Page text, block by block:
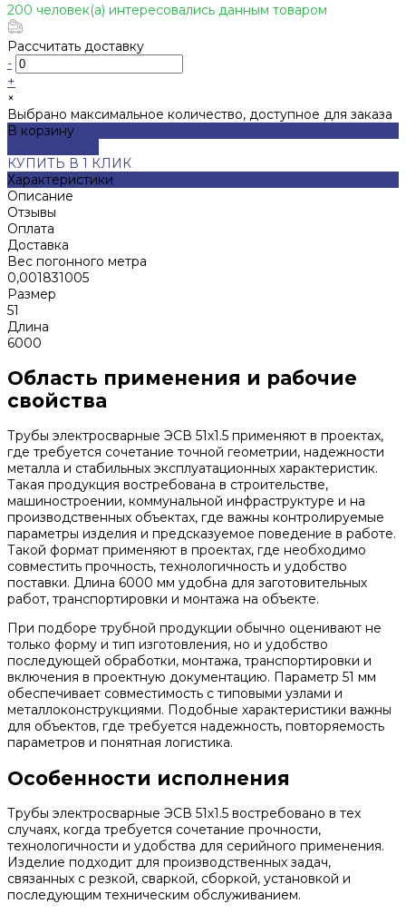
200 человек(а) интересовались данным товаром
Рассчитать доставку
-
+
×
Выбрано максимальное количество, доступное для заказа
В корзину
КУПИТЬ В 1 КЛИК
Характеристики
Описание
Отзывы
Оплата
Доставка
Вес погонного метра
0,001831005
Размер
51
Длина
6000
Область применения и рабочие
свойства
Трубы электросварные ЭСВ 51х1.5 применяют в проектах,
где требуется сочетание точной геометрии, надежности
металла и стабильных эксплуатационных характеристик.
Такая продукция востребована в строительстве,
машиностроении, коммунальной инфраструктуре и на
производственных объектах, где важны контролируемые
параметры изделия и предсказуемое поведение в работе.
Такой формат применяют в проектах, где необходимо
совместить прочность, технологичность и удобство
поставки. Длина 6000 мм удобна для заготовительных
работ, транспортировки и монтажа на объекте.
При подборе трубной продукции обычно оценивают не
только форму и тип изготовления, но и удобство
последующей обработки, монтажа, транспортировки и
включения в проектную документацию. Параметр 51 мм
обеспечивает совместимость с типовыми узлами и
металлоконструкциями. Подобные характеристики важны
для объектов, где требуется надежность, повторяемость
параметров и понятная логистика.
Особенности исполнения
Трубы электросварные ЭСВ 51х1.5 востребовано в тех
случаях, когда требуется сочетание прочности,
технологичности и удобства для серийного применения.
Изделие подходит для производственных задач,
связанных с резкой, сваркой, сборкой, установкой и
последующим техническим обслуживанием.